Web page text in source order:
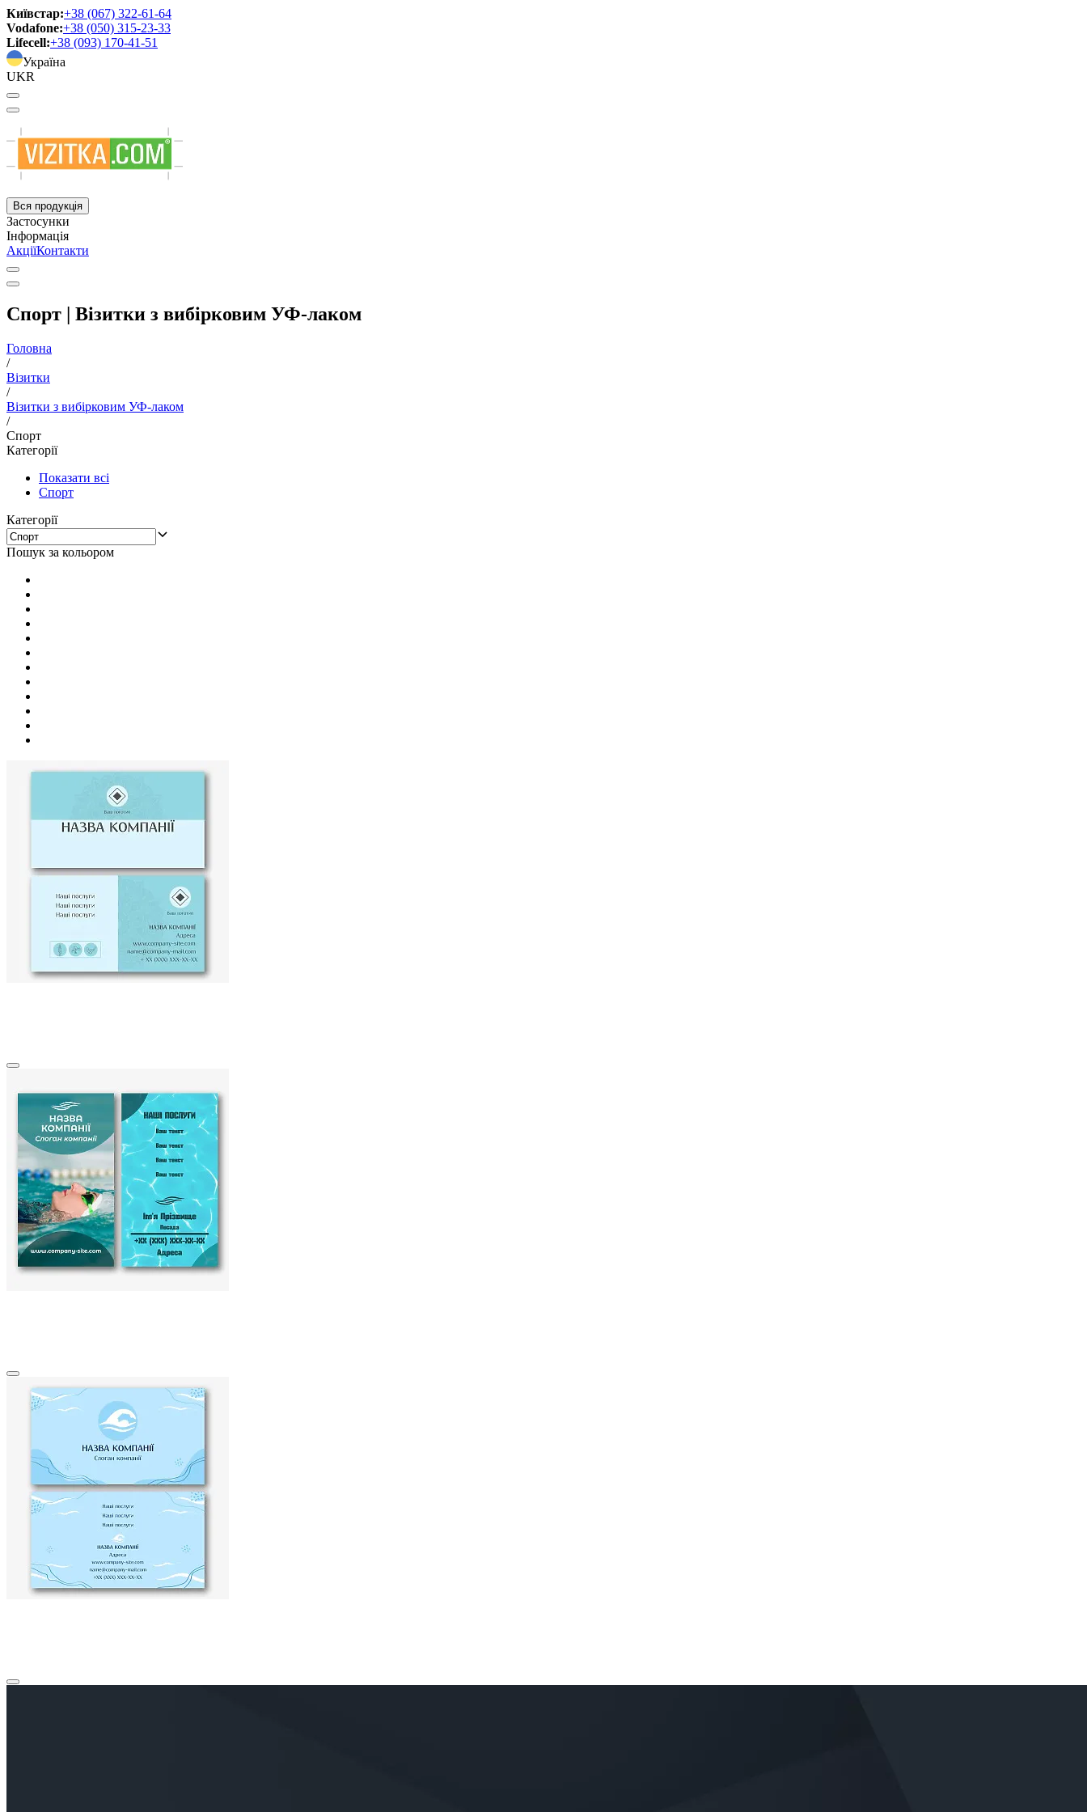
Київстар:+38 (067) 322-61-64
Vodafone:+38 (050) 315-23-33
Lifecell:+38 (093) 170-41-51
Україна
UKR
Вся продукція
Застосунки
Інформація
АкціїКонтакти
Спорт | Візитки з вибірковим УФ-лаком
Головна
/
Візитки
/
Візитки з вибірковим УФ-лаком
/
Спорт
Категорії
Показати всі
Спорт
Категорії
Пошук за кольором